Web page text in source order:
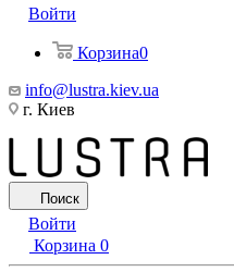
Войти
Корзина0
info@lustra.kiev.ua
г. Киев
Поиск
Войти
Корзина 0